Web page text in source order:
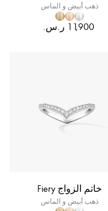
ذهب أبيض و الماس
‏11,900 ر.س.‏
خاتم الزواج Fiery
ذهب أبيض و الماس